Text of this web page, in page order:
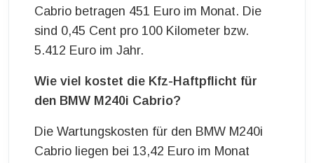
Cabrio betragen 451 Euro im Monat. Die
sind 0,45 Cent pro 100 Kilometer bzw.
5.412 Euro im Jahr.
Wie viel kostet die Kfz-Haftpflicht für
den BMW M240i Cabrio?
Die Wartungskosten für den BMW M240i
Cabrio liegen bei 13,42 Euro im Monat